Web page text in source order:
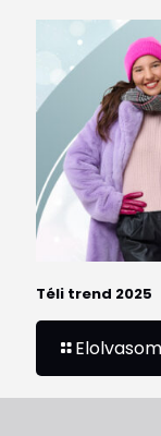
Téli trend 2025
Elolvasom